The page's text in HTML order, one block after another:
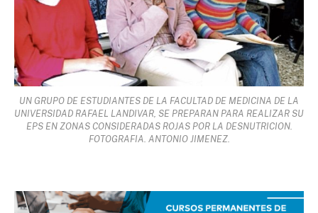
UN GRUPO DE ESTUDIANTES DE LA FACULTAD DE MEDICINA DE LA
UNIVERSIDAD RAFAEL LANDIVAR, SE PREPARAN PARA REALIZAR SU
EPS EN ZONAS CONSIDERADAS ROJAS POR LA DESNUTRICION.
FOTOGRAFIA. ANTONIO JIMENEZ.